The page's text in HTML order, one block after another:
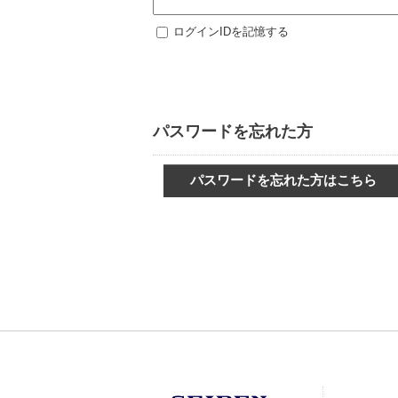
ログインIDを記憶する
パスワードを忘れた方
パスワードを忘れた方はこちら